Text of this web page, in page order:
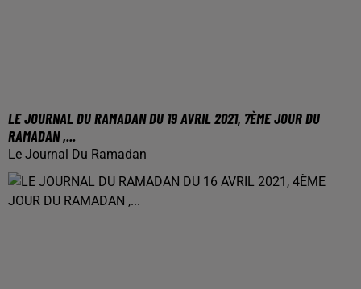
LE JOURNAL DU RAMADAN DU 19 AVRIL 2021, 7ÈME JOUR DU
RAMADAN ,...
Le Journal Du Ramadan